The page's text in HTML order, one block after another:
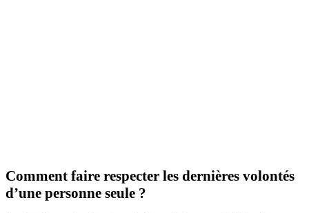
Comment faire respecter les dernières volontés
d’une personne seule ?